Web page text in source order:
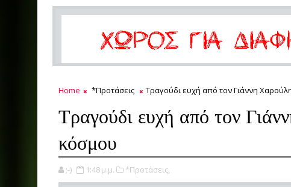
Home *Προτάσεις Τραγούδι ευχή από τον Γιάννη
Τραγούδι ευχή από τον
κόσμου
;-) 1:48 μ.μ. *Προτάσεις,